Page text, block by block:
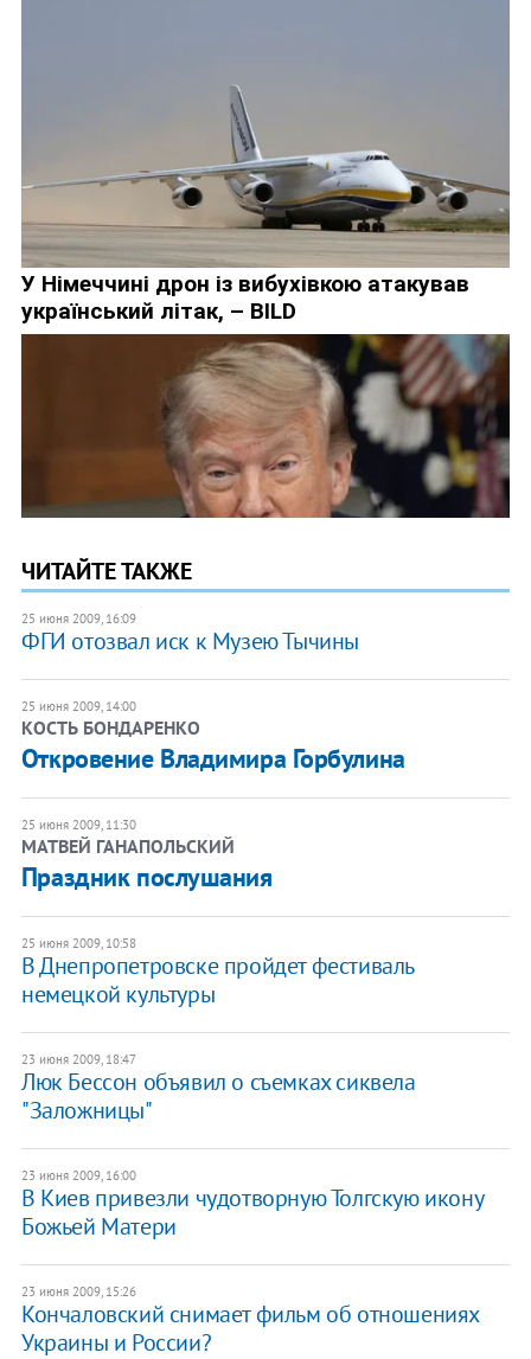
ЧИТАЙТЕ ТАКЖЕ
25 июня 2009, 16:09
ФГИ отозвал иск к Музею Тычины
25 июня 2009, 14:00
КОСТЬ БОНДАРЕНКО
Откровение Владимира Горбулина
25 июня 2009, 11:30
МАТВЕЙ ГАНАПОЛЬСКИЙ
Праздник послушания
25 июня 2009, 10:58
В Днепропетровске пройдет фестиваль
немецкой культуры
23 июня 2009, 18:47
Люк Бессон объявил о съемках сиквела
"Заложницы"
23 июня 2009, 16:00
В Киев привезли чудотворную Толгскую икону
Божьей Матери
23 июня 2009, 15:26
Кончаловский снимает фильм об отношениях
Украины и России?